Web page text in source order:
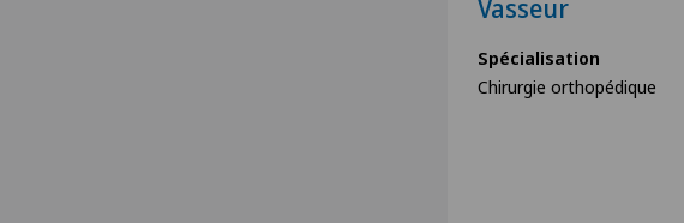
Vasseur
Spécialisation
Chirurgie orthopédique